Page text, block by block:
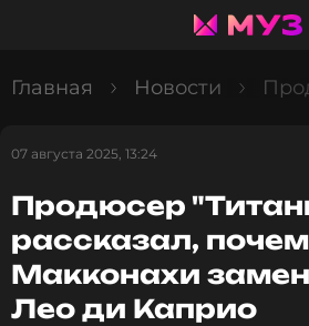
Главная Новости
07 августа 2025, 13:24
Продюсер
рассказал,
Макконахи
Лео ди Каприо